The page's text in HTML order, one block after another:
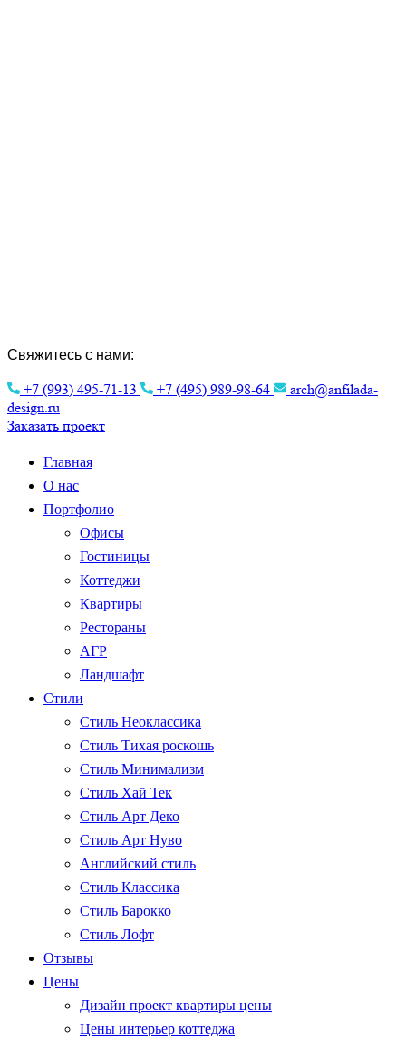
Свяжитесь с нами:
+7 (993) 495-71-13 +7 (495) 989-98-64
arch@anfilada-
design.ru
Заказать проект
Главная
О нас
Портфолио
Офисы
Гостиницы
Коттеджи
Квартиры
Рестораны
АГР
Ландшафт
Стили
Стиль Неоклассика
Стиль Тихая роскошь
Стиль Минимализм
Стиль Хай Тек
Стиль Арт Деко
Стиль Арт Нуво
Английский стиль
Стиль Классика
Стиль Барокко
Стиль Лофт
Отзывы
Цены
Дизайн проект квартиры цены
Цены интерьер коттеджа